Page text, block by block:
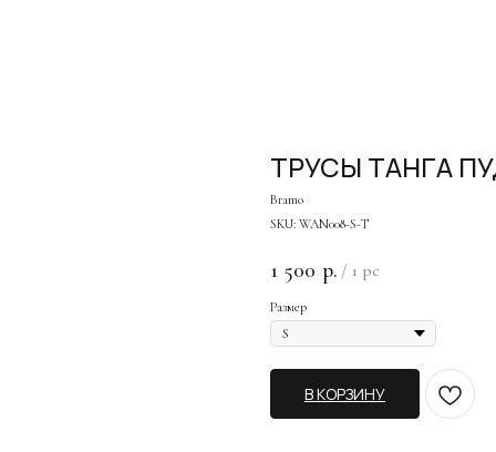
ТРУСЫ ТАНГА
Bramo
SKU: WAN008-S-Т
1 500 р. / 1 pc
Размер
В КОРЗИНУ